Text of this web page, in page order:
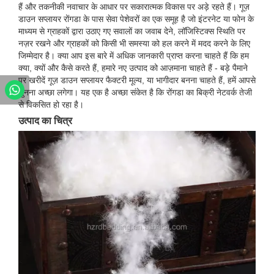
हैं और तकनीकी नवाचार के आधार पर सकारात्मक विकास पर अड़े रहते हैं। गूज़
डाउन सप्लायर रोंगडा के पास सेवा पेशेवरों का एक समूह है जो इंटरनेट या फोन के
माध्यम से ग्राहकों द्वारा उठाए गए सवालों का जवाब देने, लॉजिस्टिक्स स्थिति पर
नज़र रखने और ग्राहकों को किसी भी समस्या को हल करने में मदद करने के लिए
जिम्मेदार है। क्या आप इस बारे में अधिक जानकारी प्राप्त करना चाहते हैं कि हम
क्या, क्यों और कैसे करते हैं, हमारे नए उत्पाद को आज़माना चाहते हैं - बड़े पैमाने
पर खरीदें गूज़ डाउन सप्लायर फैक्टरी मूल्य, या भागीदार बनना चाहते हैं, हमें आपसे
सुनना अच्छा लगेगा। यह एक है अच्छा संकेत है कि रोंगडा का बिक्री नेटवर्क तेजी
से विकसित हो रहा है।
उत्पाद का चित्र